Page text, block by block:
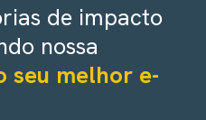
de impacto
nossa
seu melhor e-